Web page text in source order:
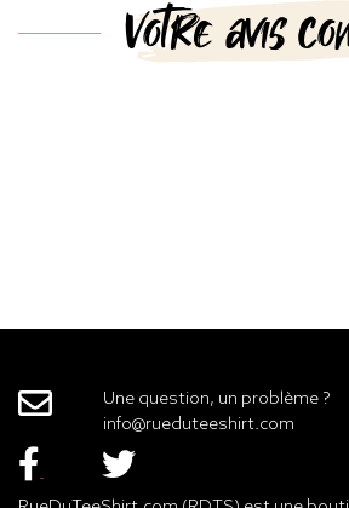
Votre avis
Une question, un problème ?
info@rueduteeshirt.com